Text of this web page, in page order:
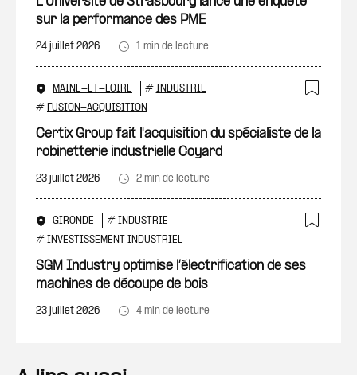
sur la performance des PME
24 juillet 2026 1 min de lecture
MAINE-ET-LOIRE # INDUSTRIE
# FUSION-ACQUISITION
Certix Group fait l'acquisition du spécialiste de la
robinetterie industrielle Coyard
23 juillet 2026 2 min de lecture
GIRONDE # INDUSTRIE
# INVESTISSEMENT INDUSTRIEL
SGM Industry optimise l’électrification de ses
machines de découpe de bois
23 juillet 2026 4 min de lecture